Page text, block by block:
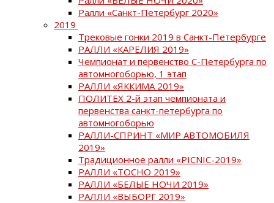
Ралли «Санкт-Петербург 2020»
2019
Трековые гонки 2019 в Санкт-Петербурге
РАЛЛИ «КАРЕЛИЯ 2019»
Чемпионат и первенство С-Петербурга по
автомногоборью, 1 этап
РАЛЛИ «ЯККИМА 2019»
ПОЛИТЕХ 2-й этап чемпионата и
первенства санкт-петербурга по
автомногоборью
РАЛЛИ-СПРИНТ «МИР АВТОМОБИЛЯ
2019»
Традиционное ралли «PICNIC-2019»
РАЛЛИ «ТОСНО 2019»
РАЛЛИ «БЕЛЫЕ НОЧИ 2019»
РАЛЛИ «ВЫБОРГ 2019»